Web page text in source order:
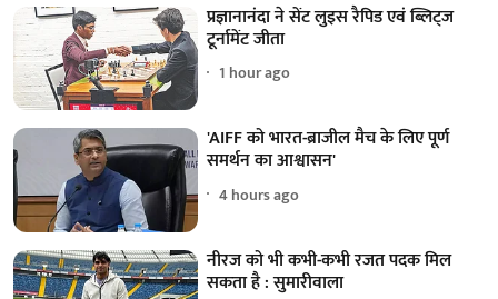
प्रज्ञानानंदा ने सेंट लुइस रैपिड एवं ब्लिट्ज
टूर्नामेंट जीता
1 hour ago
'AIFF को भारत-ब्राजील मैच के लिए पूर्ण
समर्थन का आश्वासन'
4 hours ago
नीरज को भी कभी-कभी रजत पदक मिल
सकता है : सुमारीवाला